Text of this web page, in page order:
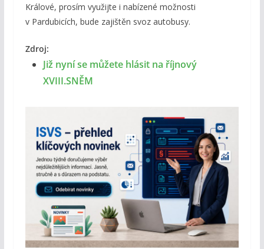
Králové, prosím využijte i nabízené možnosti
v Pardubicích, bude zajištěn svoz autobusy.
Zdroj:
Již nyní se můžete hlásit na říjnový
XVIII.SNĚM